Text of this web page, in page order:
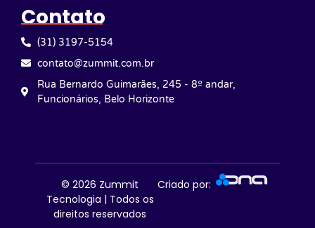
Contato
(31) 3197-5154
contato@zummit.com.br
Rua Bernardo Guimarães, 245 - 8º andar,
Funcionários, Belo Horizonte
© 2026 Zummit
Tecnologia | Todos os
direitos reservados
Criado por: